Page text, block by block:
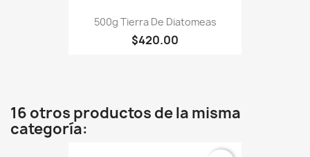
500g Tierra De Diatomeas
$420.00
16 otros productos de la misma
categoría: